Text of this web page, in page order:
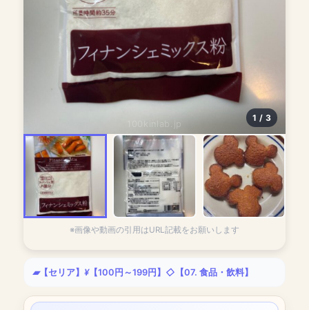
100kinlab.jp
1 / 3
※画像や動画の引用はURL記載をお願いします
【セリア】 【100円～199円】 【07. 食品・飲料】